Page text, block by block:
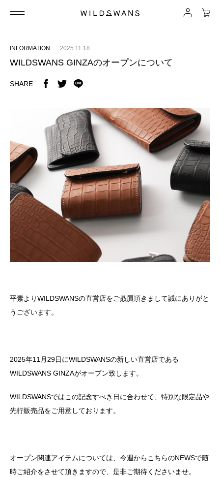
INFORMATION 2025.11.18
WILDSWANS GINZAのオープンについて
SHARE
平素よりWILDSWANSの直営店をご贔屓頂きまして誠にありがと
うございます。
2025年11月29日にWILDSWANSの新しい直営店である
WILDSWANS GINZAがオープン致します。
WILDSWANSではこの記念すべき日に合わせて、特別な限定品や
先行販売品をご用意しております。
オープン関連アイテムについては、今週からこちらのNEWSで随
時ご紹介をさせて頂きますので、是非ご期待くださいませ。